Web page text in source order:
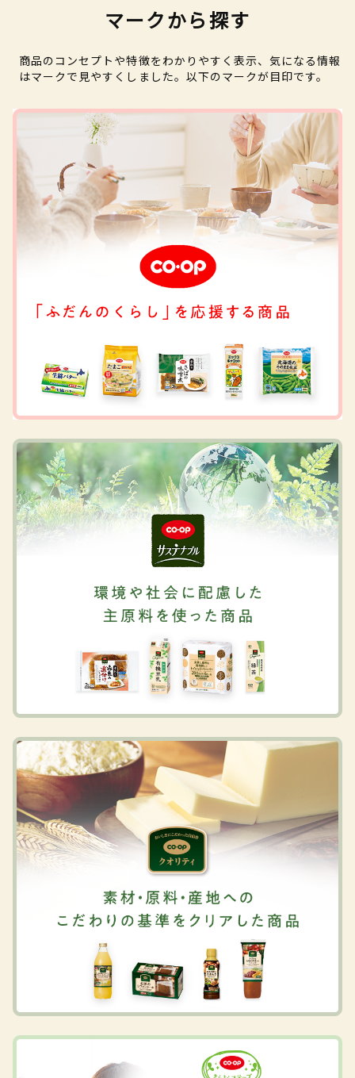
マークから探す
商品のコンセプトや特徴をわかりやすく表示、気になる情報
はマークで見やすくしました。以下のマークが目印です。